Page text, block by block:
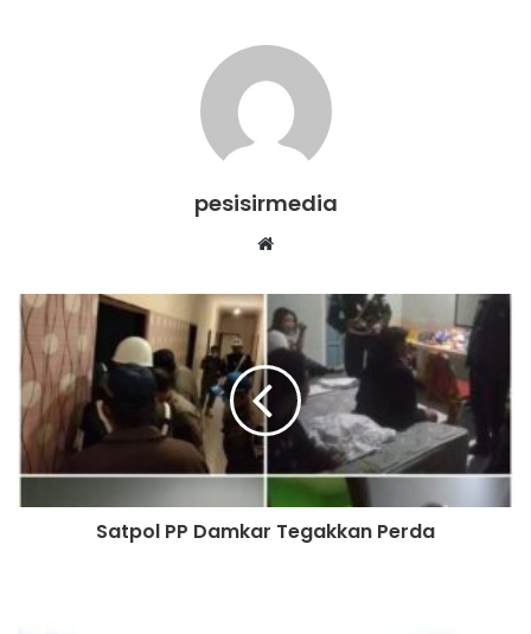
pesisirmedia
Website
Satpol PP Damkar Tegakkan Perda